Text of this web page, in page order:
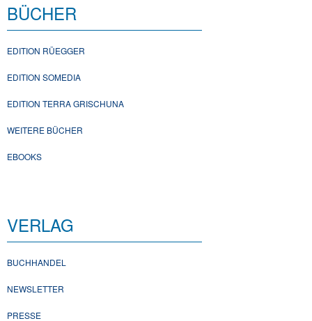
BÜCHER
EDITION RÜEGGER
EDITION SOMEDIA
EDITION TERRA GRISCHUNA
WEITERE BÜCHER
EBOOKS
VERLAG
BUCHHANDEL
NEWSLETTER
PRESSE